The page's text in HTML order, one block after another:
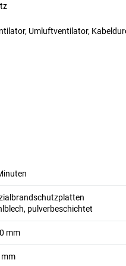
Umluftventilator,
pulverbeschichtet
mm
mm